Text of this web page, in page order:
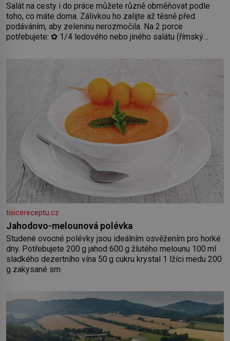
Salát na cesty i do práce můžete různě obměňovat podle
toho, co máte doma. Zálivkou ho zalijte až těsně před
podáváním, aby zeleninu nerozmočila. Na 2 porce
potřebujete: ✿ 1/4 ledového nebo jiného salátu (římský
2 rajčata Zálivka: ✿ 4 lžíce olivového oleje ✿ 1 lžíci citronové
tisicereceptu.cz
Jahodovo-melounová polévka
Studené ovocné polévky jsou ideálním osvěžením pro horké
dny. Potřebujete 200 g jahod 600 g žlutého melounu 100 ml
sladkého dezertního vína 50 g cukru krystal 1 lžíci medu 200
g zakysané sm